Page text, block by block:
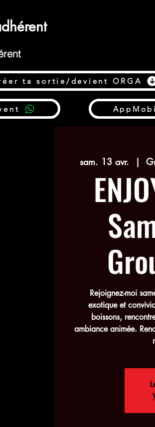
ta sortie/devient ORGA
sam. 13 avr.
  |
Rejoignez-moi
exotique et
boissons,
ambiance animée.